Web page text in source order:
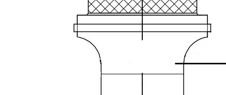
La aplicación de la ultrasónica en la industria de la costura refleja